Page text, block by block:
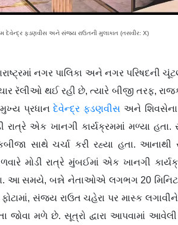
દેવેન્દ્ર ફડણવીસ અને સંજય રાઉતની મુલાકાત (તસવીર: X)
નગર પાલિકા અને નગર
રૅલીઓ થઈ રહી છે, ત્યારે બીજી તરફ,
પ્રધાનદેવેન્દ્ર ફડણવીસ અને
રાત્રે એક ખાનગી કાર્યક્રમમાં મળ્યા
સાથે ચર્ચા કરી રહ્યા હતા. આનાથી
મોડી રાત્રે મુંબઈમાં એક ખાનગી
આ સમયે, બન્ને નેતાઓએ લગભગ 20 મિનિટ
સંજય રાઉત ચહેરા પર માસ્ક
જોવા મળે છે. સૂત્રો દ્વારા આપવામાં